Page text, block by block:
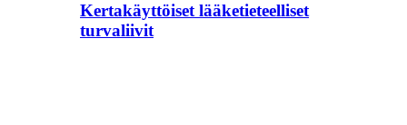
Kertakäyttöiset lääketieteelliset
turvaliivit